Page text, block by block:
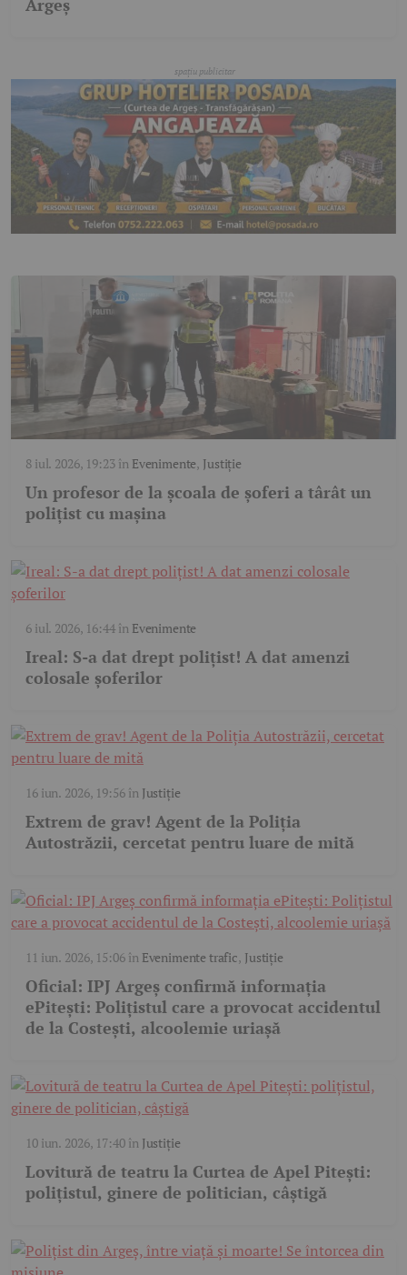
Argeș
8 iul. 2026, 19:23în Evenimente, Justiție
Un profesor de la școala de șoferi a târât un
polițist cu mașina
6 iul. 2026, 16:44în Evenimente
Ireal: S-a dat drept polițist! A dat amenzi
colosale șoferilor
16 iun. 2026, 19:56în Justiție
Extrem de grav! Agent de la Poliția
Autostrăzii, cercetat pentru luare de mită
11 iun. 2026, 15:06în Evenimente trafic, Justiție
Oficial: IPJ Argeș confirmă informația
ePitești: Polițistul care a provocat accidentul
de la Costești, alcoolemie uriașă
10 iun. 2026, 17:40în Justiție
Lovitură de teatru la Curtea de Apel Pitești:
polițistul, ginere de politician, câștigă